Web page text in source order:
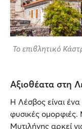
Το επιβλητικό
Αξιοθέατα στη
Η Λέσβος είναι
φυσικές ομορφιές.
Μυτιλήνης αρκεί